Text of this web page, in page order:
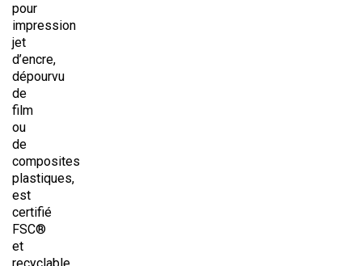
pour
impression
jet
d’encre,
dépourvu
de
film
ou
de
composites
plastiques,
est
certifié
FSC®
et